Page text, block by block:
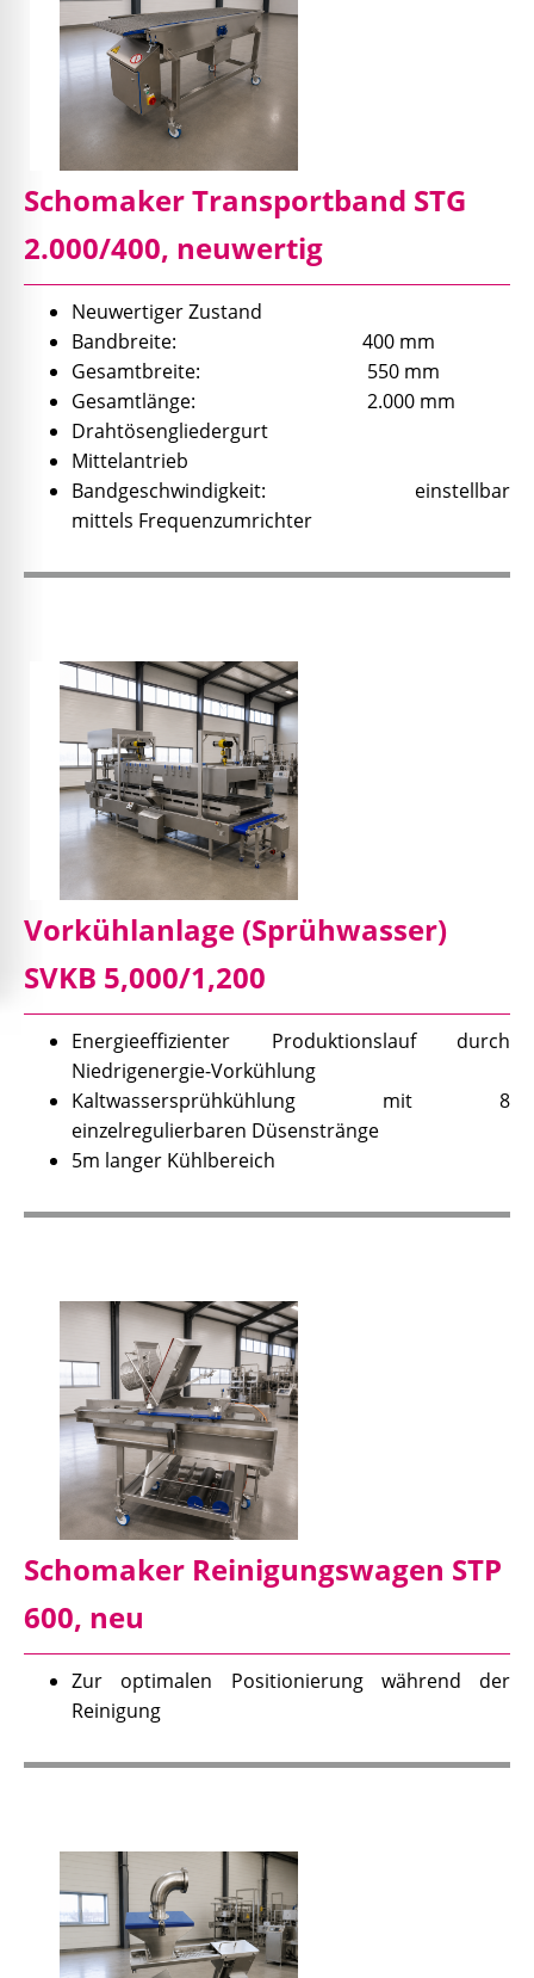
Schomaker Transportband STG
2.000/400, neuwertig
Neuwertiger Zustand
Bandbreite: 400 mm
Gesamtbreite: 550 mm
Gesamtlänge: 2.000 mm
Drahtösengliedergurt
Mittelantrieb
Bandgeschwindigkeit: einstellbar
mittels Frequenzumrichter
Vorkühlanlage (Sprühwasser)
SVKB 5,000/1,200
Energieeffizienter Produktionslauf durch
Niedrigenergie-Vorkühlung
Kaltwassersprühkühlung mit 8
einzelregulierbaren Düsenstränge
5m langer Kühlbereich
Schomaker Reinigungswagen STP
600, neu
Zur optimalen Positionierung während der
Reinigung